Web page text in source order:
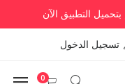
التطبيق الآن
تسجيل الدخول
0